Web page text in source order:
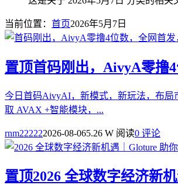
当前位置： 首页2026年5月7日
置顶首码刚出，AivyA零撸
今日首码AivyAI，新模式，新玩法，布局
取 AVAX +智能模块，...
rnm222222026-08-065.26 W 阅读0 评论
置顶2026 全球数字经济新